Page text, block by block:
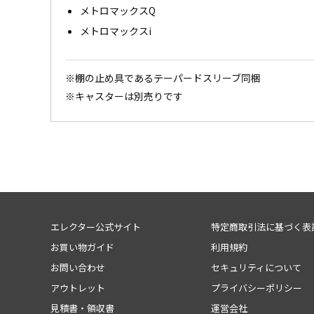
メトロマックスQ
メトロマックスi
※棚の止め具であるテーパードスリーブ同梱
※キャスターは別売りです
エレクター公式サイト
お買い物ガイド
お問い合わせ
アウトレット
見積書・領収書
特定商取引法に基づく表
利用規約
セキュリティについて
プライバシーポリシー
運営会社